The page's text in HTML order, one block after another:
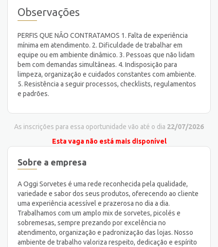
Observações
PERFIS QUE NÃO CONTRATAMOS 1. Falta de experiência
mínima em atendimento. 2. Dificuldade de trabalhar em
equipe ou em ambiente dinâmico. 3. Pessoas que não lidam
bem com demandas simultâneas. 4. Indisposição para
limpeza, organização e cuidados constantes com ambiente.
5. Resistência a seguir processos, checklists, regulamentos
e padrões.
As inscrições para essa oportunidade vão até o dia 22/07/2026
Esta vaga não está mais disponível
Sobre a empresa
A Oggi Sorvetes é uma rede reconhecida pela qualidade,
variedade e sabor dos seus produtos, oferecendo ao cliente
uma experiência acessível e prazerosa no dia a dia.
Trabalhamos com um amplo mix de sorvetes, picolés e
sobremesas, sempre prezando por excelência no
atendimento, organização e padronização das lojas. Nosso
ambiente de trabalho valoriza respeito, dedicação e espírito